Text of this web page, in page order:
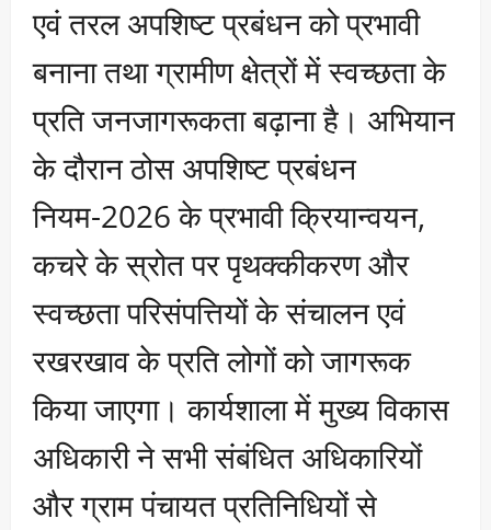
एवं तरल अपशिष्ट प्रबंधन को प्रभावी
बनाना तथा ग्रामीण क्षेत्रों में स्वच्छता के
प्रति जनजागरूकता बढ़ाना है। अभियान
के दौरान ठोस अपशिष्ट प्रबंधन
नियम-2026 के प्रभावी क्रियान्वयन,
कचरे के स्रोत पर पृथक्कीकरण और
स्वच्छता परिसंपत्तियों के संचालन एवं
रखरखाव के प्रति लोगों को जागरूक
किया जाएगा। कार्यशाला में मुख्य विकास
अधिकारी ने सभी संबंधित अधिकारियों
और ग्राम पंचायत प्रतिनिधियों से